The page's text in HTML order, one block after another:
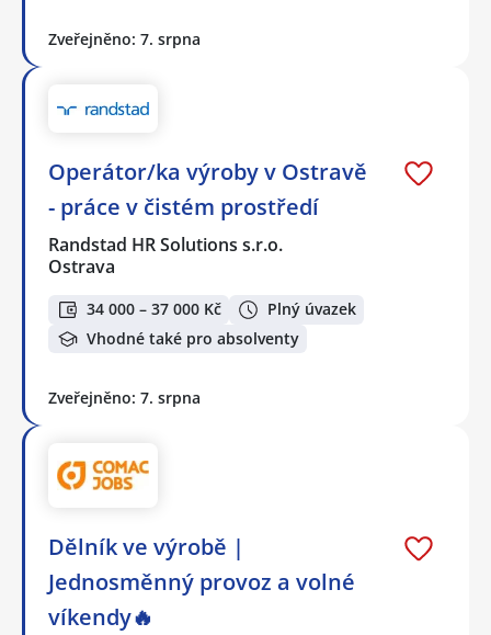
Zveřejněno: 7. srpna
Operátor/ka výroby v Ostravě
- práce v čistém prostředí
Randstad HR Solutions s.r.o.
Ostrava
34 000 – 37 000 Kč
Plný úvazek
Vhodné také pro absolventy
Zveřejněno: 7. srpna
Dělník ve výrobě |
Jednosměnný provoz a volné
víkendy🔥